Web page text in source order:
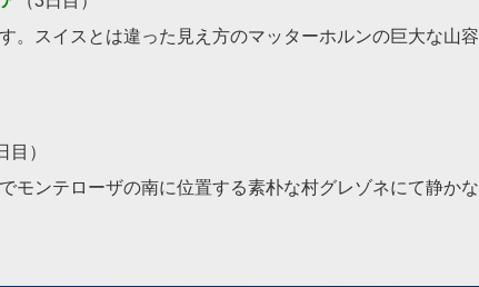
。スイスとは違った見え方のマッターホルンの巨大な山容
目）
モンテローザの南に位置する素朴な村グレゾネにて静かな